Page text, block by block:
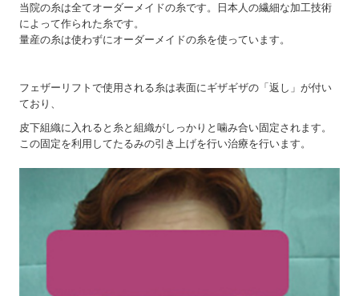
当院の糸は全てオーダーメイドの糸です。日本人の繊細な加工技術
によって作られた糸です。
量産の糸は使わずにオーダーメイドの糸を使っています。
フェザーリフトで使用される糸は表面にギザギザの「返し」が付い
ており、
皮下組織に入れると糸と組織がしっかりと噛み合い固定されます。
この固定を利用してたるみの引き上げを行い治療を行います。